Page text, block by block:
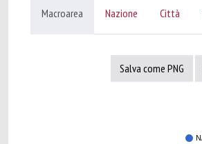
Macroarea Nazione Città
Salva come PNG